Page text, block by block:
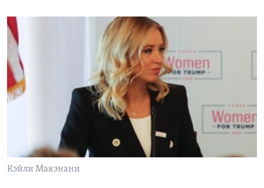
Кэйли Макэнани